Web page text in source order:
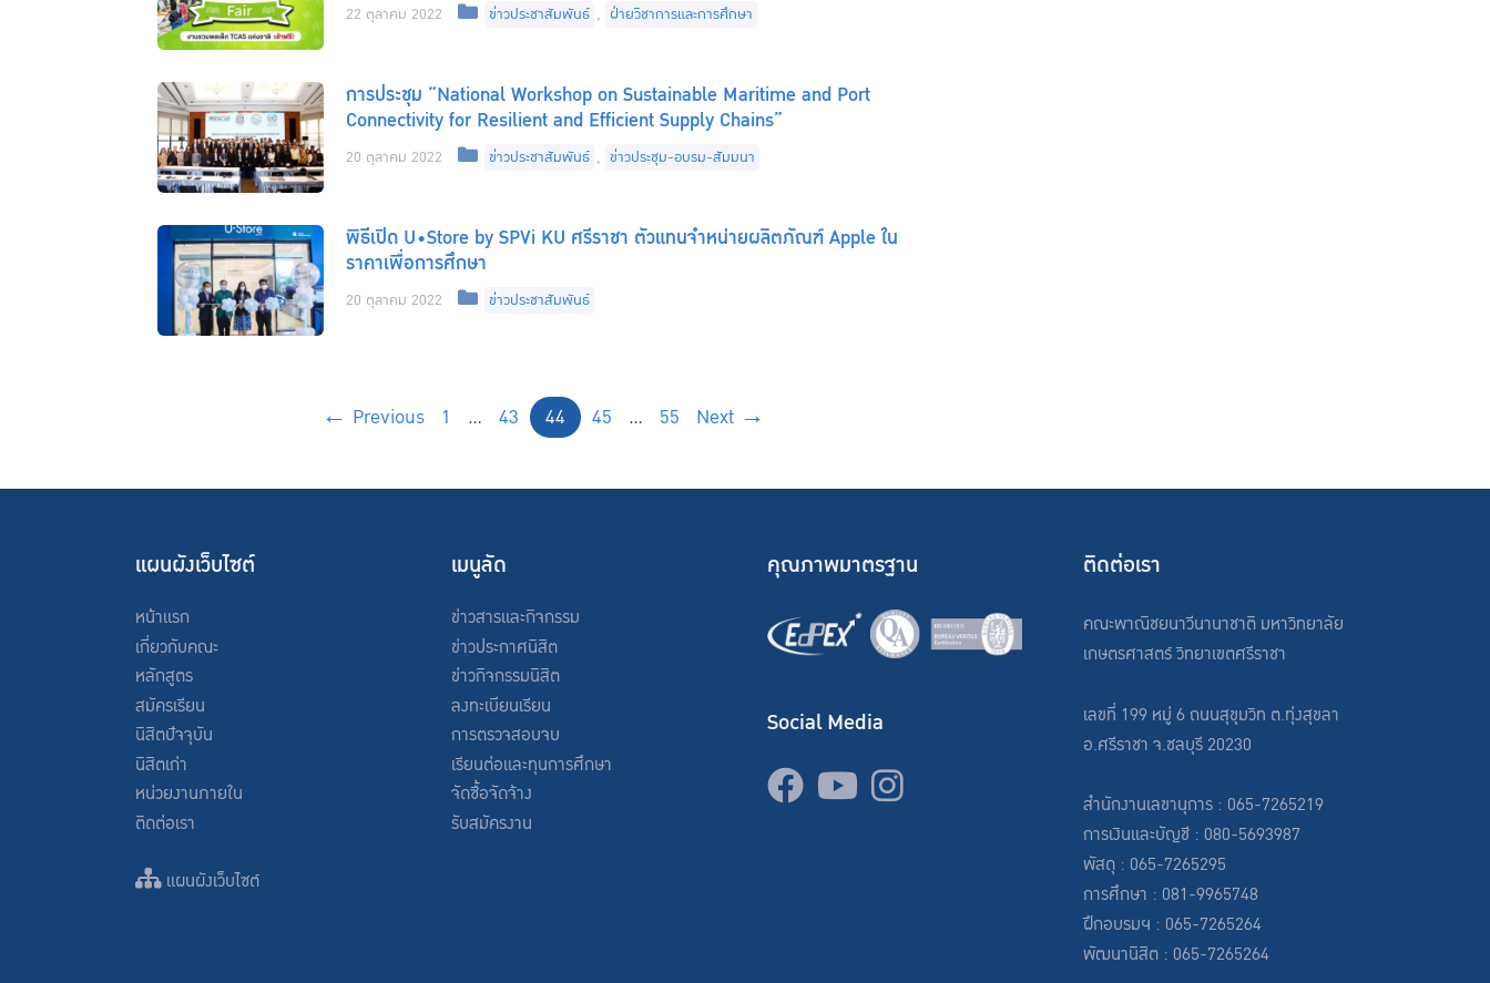
22 ตุลาคม 2022 Categories
ข่าวประชาสัมพันธ์ , ฝ่ายวิชาการและการศึกษา
การประชุม “National Workshop on Sustainable Maritime and Port
Connectivity for Resilient and Efficient Supply Chains”
20 ตุลาคม 2022 Categories
ข่าวประชาสัมพันธ์ , ข่าวประชุม-อบรม-สัมมนา
พิธีเปิด U•Store by SPVi KU ศรีราชา ตัวแทนจำหน่ายผลิตภัณฑ์ Apple ใน
ราคาเพื่อการศึกษา
20 ตุลาคม 2022 Categories
ข่าวประชาสัมพันธ์
← Previous Page
1 … Page
43 Page
44 Page
45 … Page
55 Next →
แผนผังเว็บไซต์
หน้าแรก
เกี่ยวกับคณะ
หลักสูตร
สมัครเรียน
นิสิตปัจจุบัน
นิสิตเก่า
หน่วยงานภายใน
ติดต่อเรา
แผนผังเว็บไซต์
เมนูลัด
ข่าวสารและกิจกรรม
ข่าวประกาศนิสิต
ข่าวกิจกรรมนิสิต
ลงทะเบียนเรียน
การตรวจสอบจบ
เรียนต่อและทุนการศึกษา
จัดซื้อจัดจ้าง
รับสมัครงาน
คุณภาพมาตรฐาน
Social Media
ติดต่อเรา
คณะพาณิชยนาวีนานาชาติ มหาวิทยาลัย
เกษตรศาสตร์ วิทยาเขตศรีราชา
เลขที่ 199 หมู่ 6 ถนนสุขุมวิท ต.ทุ่งสุขลา
อ.ศรีราชา จ.ชลบุรี 20230
สำนักงานเลขานุการ : 065-7265219
การเงินและบัญชี : 080-5693987
พัสดุ : 065-7265295
การศึกษา : 081-9965748
ฝึกอบรมฯ : 065-7265264
พัฒนานิสิต : 065-7265264